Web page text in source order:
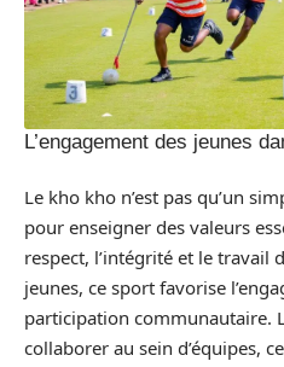
L’engagement des jeunes
Le kho kho n’est pas qu’un
pour enseigner des valeurs
respect, l’intégrité et le travail
jeunes, ce sport favorise
participation communautaire.
collaborer au sein d’équipes,